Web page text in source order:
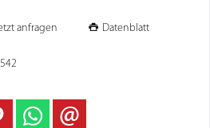
anfragen Datenblatt